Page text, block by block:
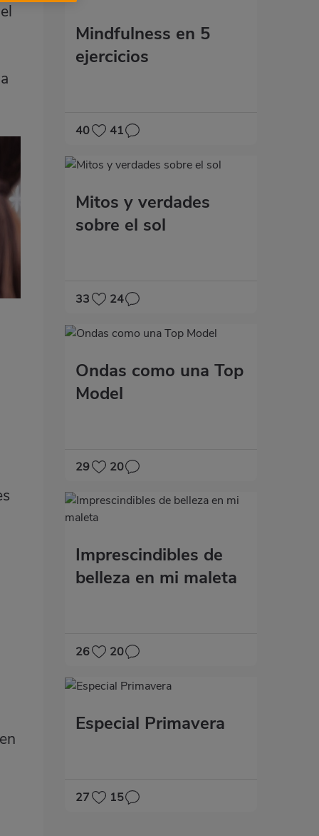
Mindfulness en 5
ejercicios
40 41
Mitos y verdades
sobre el sol
33 24
Ondas como una Top
Model
29 20
Imprescindibles de
belleza en mi maleta
26 20
Especial Primavera
27 15